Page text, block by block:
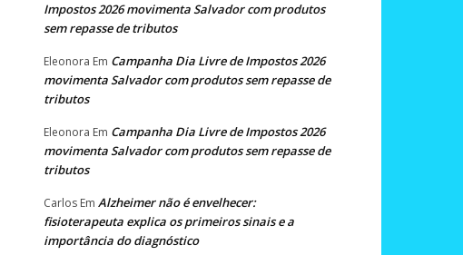
Impostos 2026 movimenta Salvador com produtos
sem repasse de tributos
Eleonora Em Campanha Dia Livre de Impostos 2026
movimenta Salvador com produtos sem repasse de
tributos
Eleonora Em Campanha Dia Livre de Impostos 2026
movimenta Salvador com produtos sem repasse de
tributos
Carlos Em Alzheimer não é envelhecer:
fisioterapeuta explica os primeiros sinais e a
importância do diagnóstico